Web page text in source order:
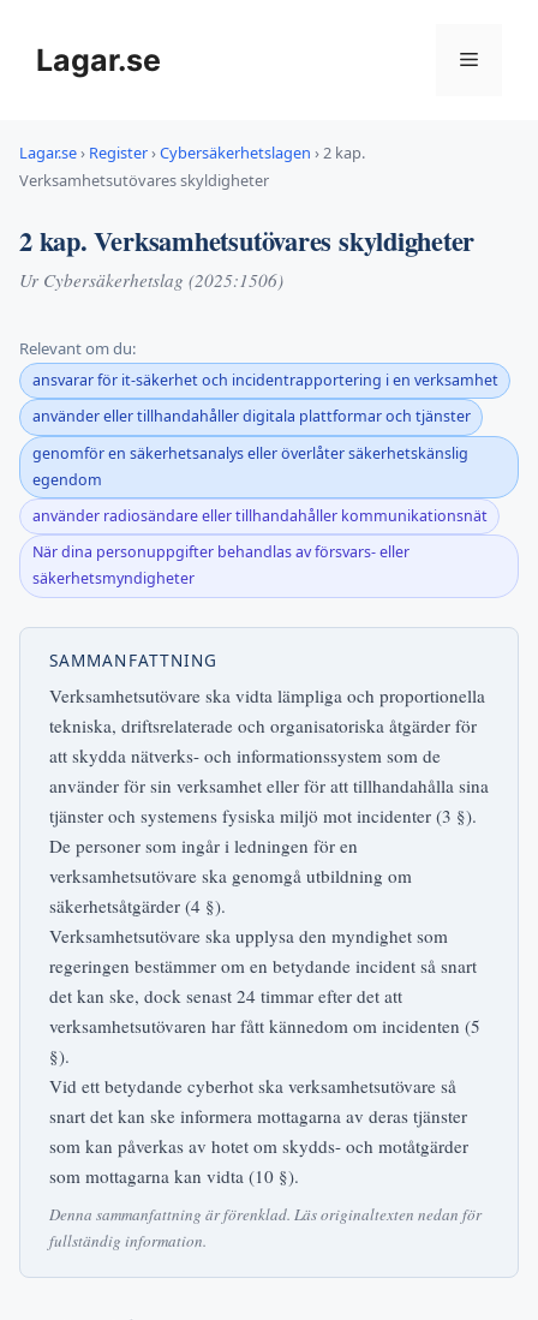
innehållLagar.se Meny
Lagar.se› Register›Cybersäkerhetslagen ›2 kap.
Verksamhetsutövares skyldigheter
2 kap. Verksamhetsutövares skyldigheter
Ur Cybersäkerhetslag (2025:1506)
Relevant om du:
ansvarar för it-säkerhet och incidentrapportering i en verksamhet
använder eller tillhandahåller digitala plattformar och tjänster
genomför en säkerhetsanalys eller överlåter säkerhetskänslig
egendom
använder radiosändare eller tillhandahåller kommunikationsnät
När dina personuppgifter behandlas av försvars- eller
säkerhetsmyndigheter
SAMMANFATTNING
Verksamhetsutövare ska vidta lämpliga och proportionella
tekniska, driftsrelaterade och organisatoriska åtgärder för
att skydda nätverks- och informationssystem som de
använder för sin verksamhet eller för att tillhandahålla sina
tjänster och systemens fysiska miljö mot incidenter (3 §).
De personer som ingår i ledningen för en
verksamhetsutövare ska genomgå utbildning om
säkerhetsåtgärder (4 §).
Verksamhetsutövare ska upplysa den myndighet som
regeringen bestämmer om en betydande incident så snart
det kan ske, dock senast 24 timmar efter det att
verksamhetsutövaren har fått kännedom om incidenten (5
§).
Vid ett betydande cyberhot ska verksamhetsutövare så
snart det kan ske informera mottagarna av deras tjänster
som kan påverkas av hotet om skydds- och motåtgärder
som mottagarna kan vidta (10 §).
Denna sammanfattning är förenklad. Läs originaltexten nedan för
fullständig information.